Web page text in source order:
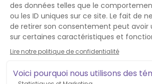
Conception site Web: Turbulences